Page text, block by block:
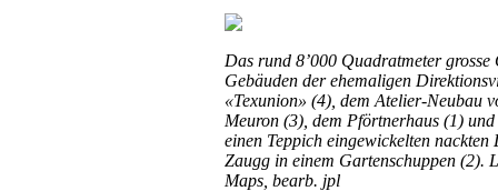
Das rund 8’000 Quadratmeter grosse
Gebäuden der ehemaligen
«Texunion» (4), dem Atelier-Neubau
Meuron (3), dem Pförtnerhaus (1)
einen Teppich eingewickelten nackten
Zaugg in einem Gartenschuppen (2).
Maps, bearb. jpl